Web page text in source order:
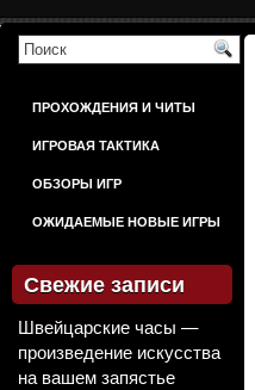
ШУТЕРЫ
ПРОХОЖДЕНИЯ И ЧИТЫ
ИГРОВАЯ ТАКТИКА
ОБЗОРЫ ИГР
ОЖИДАЕМЫЕ НОВЫЕ ИГРЫ
Свежие записи
Швейцарские часы —
произведение искусства
на вашем запястье